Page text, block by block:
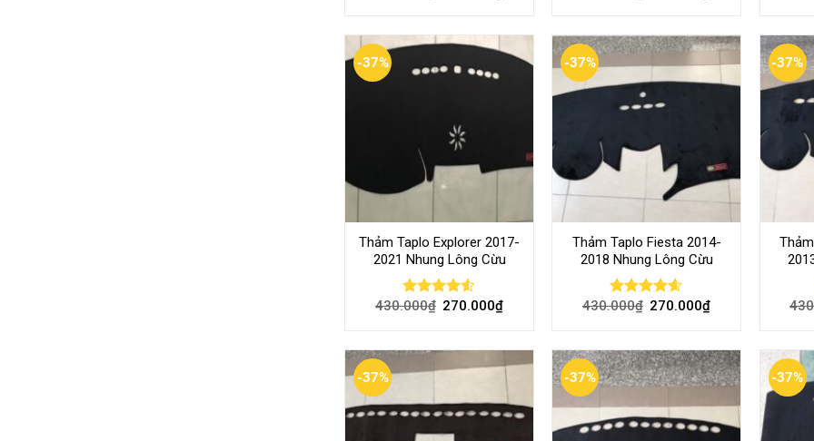
-37%
Thảm Taplo Explorer 2017-
2021 Nhung Lông Cừu
Rated
430.000₫ 270.000₫
-37%
Thảm Taplo Fiesta 2014-
2018 Nhung Lông Cừu
Rated4.57
430.000₫ 270.000₫
-37%
-37% -37% -37%